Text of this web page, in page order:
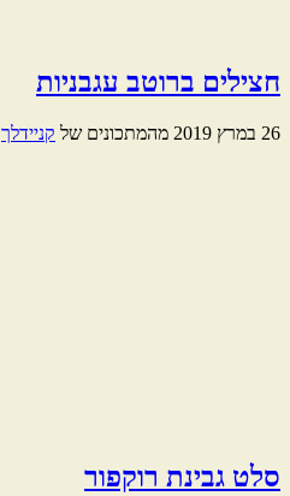
חצילים ברוטב עגבניות
26 במרץ 2019 מהמתכונים של קניידלך
סלט גבינת רוקפור